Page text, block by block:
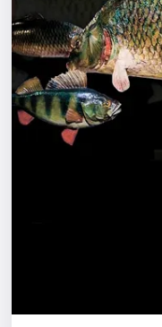
Города
Площадки
Артисты